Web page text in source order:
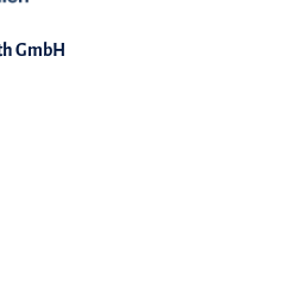
GmbH